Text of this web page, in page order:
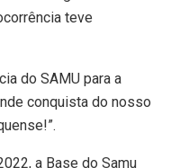
teve
do SAMU para a
conquista do nosso
a Base do Samu